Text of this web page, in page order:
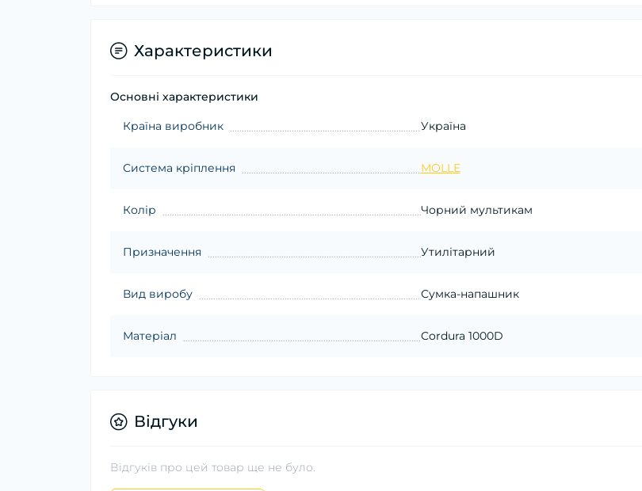
Характеристики
Основні характеристики
Країна виробник Україна
Система кріплення MOLLE
Колір Чорний мультикам
Призначення Утилітарний
Вид виробу Сумка-напашник
Матеріал Cordura 1000D
Відгуки
Відгуків про цей товар ще не було.